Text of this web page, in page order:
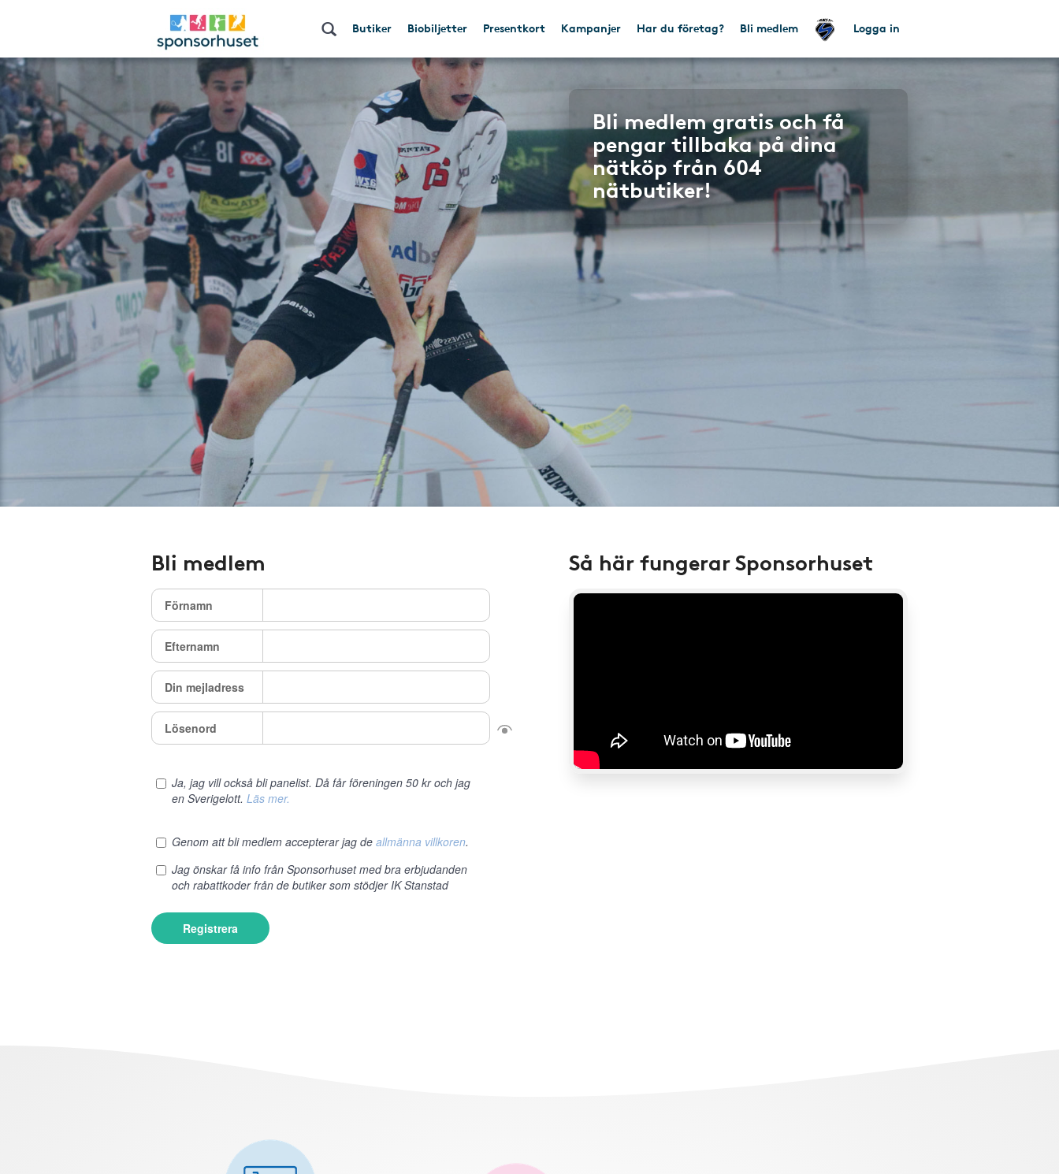
Butiker Biobiljetter Presentkort Kampanjer Har du företag? Bli medlem Logga in
Bli medlem gratis och få
pengar tillbaka på dina
nätköp från 604
nätbutiker!
Bli medlem
Förnamn
Efternamn
Din mejladress
Lösenord
Ja, jag vill också bli panelist. Då får föreningen 50 kr och jag
en Sverigelott. Läs mer.
Genom att bli medlem accepterar jag de allmänna villkoren.
Jag önskar få info från Sponsorhuset med bra erbjudanden
och rabattkoder från de butiker som stödjer IK Stanstad
Registrera
Så här fungerar Sponsorhuset